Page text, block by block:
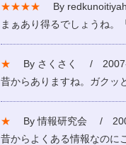
★★★★
By
まぁあり得るでしょうね。
★
By さくさく /
昔からありますね。ガクッ
★
By 情報研究会 /
昔からよくある情報なのに